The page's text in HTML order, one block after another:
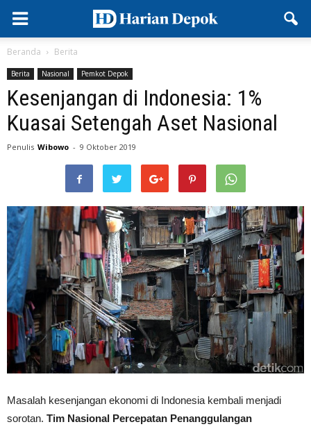
Beranda Berita
Berita Nasional Pemkot Depok
Kesenjangan di Indonesia: 1%
Kuasai Setengah Aset Nasional
Penulis Wibowo - 9 Oktober 2019
Masalah kesenjangan ekonomi di Indonesia kembali menjadi
sorotan. Tim Nasional Percepatan Penanggulangan